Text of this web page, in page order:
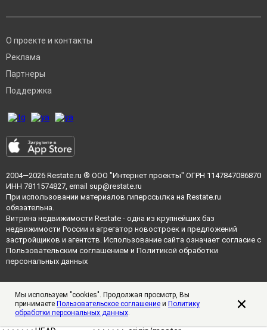
О проекте и контакты
Реклама
Партнеры
Поддержка
2004—2026 Restate.ru ® ООО "Интернет проекты" ОГРН 1147847086870
ИНН 7811574827, email sup@restate.ru
При использовании материалов гиперссылка на Restate.ru
обязательна.
Витрина недвижимости Restate - одна из крупнейших баз
недвижимости России и агрегатор новостроек и предложений
застройщиков и агентств. Использование сайта означает согласие с
Пользовательским соглашением и Политикой обработки
персональных данных
Мы используем "cookies". Продолжая просмотр, Вы
принимаете Пользовательское соглашение и Политику
обработки персональных данных.